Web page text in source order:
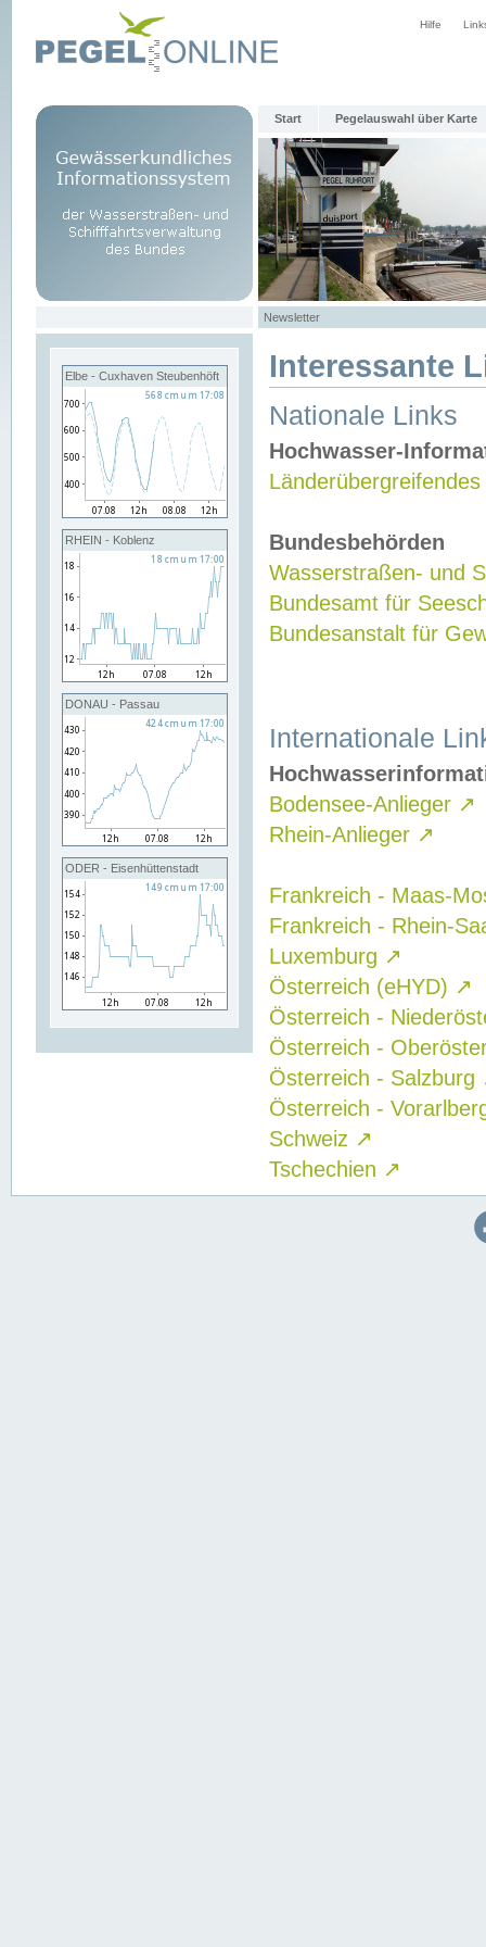
Hilfe
Start Pegelauswahl über Karte
Newsletter
Elbe - Cuxhaven Steubenhöft
RHEIN - Koblenz
DONAU - Passau
ODER - Eisenhüttenstadt
Interessante
Nationale Links
Hochwasser-
Bundesbehörden
Wasserstraßen- und
Bundesamt für
Bundesanstalt für
Internationale
Bodensee-Anlieger ↗
Rhein-Anlieger ↗
Frankreich - Maas-
Frankreich - Rhein-
Luxemburg ↗
Österreich (eHYD) ↗
Österreich -
Österreich -
Österreich - Salzburg
Österreich -
Schweiz ↗
Tschechien ↗